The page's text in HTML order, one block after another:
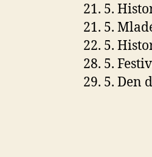
21. 5.
21. 5.
22. 5.
28. 5.
29. 5. Den